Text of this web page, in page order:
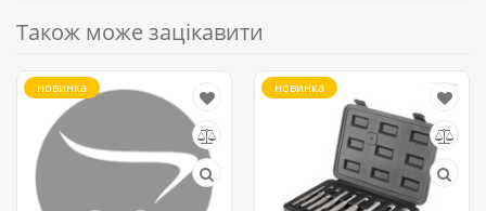
Також може зацікавити
новинка новинка